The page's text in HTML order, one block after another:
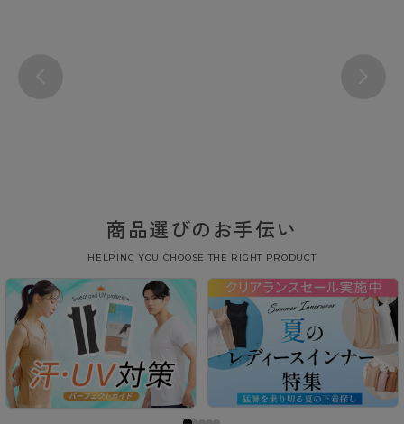
商品選びのお手伝い
HELPING YOU CHOOSE THE RIGHT PRODUCT